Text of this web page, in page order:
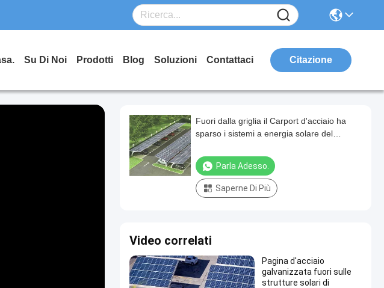
Su Di Noi Prodotti Blog Soluzioni Contattaci Citazione
Fuori dalla griglia il Carport d'acciaio ha
sparso i sistemi a energia solare del
Parla Adesso.
Saperne Di Più
Video correlati
Pagina d'acciaio
galvanizzata fuori sulle
strutture solari di